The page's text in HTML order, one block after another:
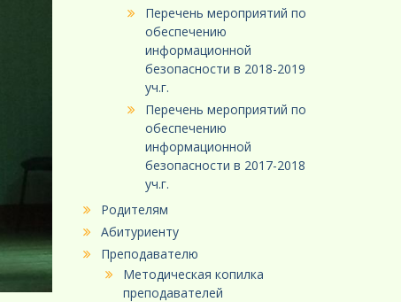
Перечень мероприятий по
обеспечению
информационной
безопасности в 2018-2019
уч.г.
Перечень мероприятий по
обеспечению
информационной
безопасности в 2017-2018
уч.г.
Родителям
Абитуриенту
Преподавателю
Методическая копилка
преподавателей